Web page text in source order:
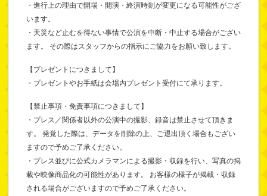
・進行上の理由で開場・開演・終演時刻が変更になる可能性がござ
います。
・天災など止むを得ない事情で公演を中断・中止する場合がござい
ます。 その際はスタッフからの指示にご協力をお願い致します。
【プレゼントにつきまして】
・プレゼントやお手紙は会場内プレゼント受付にて承ります。
【禁止事項・免責事項につきまして】
・プレス／関係者以外の公演中の撮影、録音は禁止させて頂きま
す。 発覚した際は、データを削除の上、ご退出頂く場合もござい
ますので予めご了承ください。
・プレス並びに公式カメラマンによる撮影・収録を行い、写真の掲
載や映像商品化の可能性があります。 お客様の様子が掲載・収録
される場合がございますので予めご了承ください。